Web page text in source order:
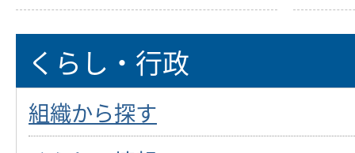
くらし・行政
組織から探す